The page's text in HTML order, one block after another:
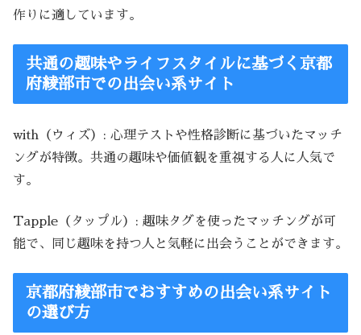
作りに適しています。
共通の趣味やライフスタイルに基づく京都
府綾部市での出会い系サイト
with（ウィズ）: 心理テストや性格診断に基づいたマッチ
ングが特徴。共通の趣味や価値観を重視する人に人気で
す。
Tapple（タップル）: 趣味タグを使ったマッチングが可
能で、同じ趣味を持つ人と気軽に出会うことができます。
京都府綾部市でおすすめの出会い系サイト
の選び方